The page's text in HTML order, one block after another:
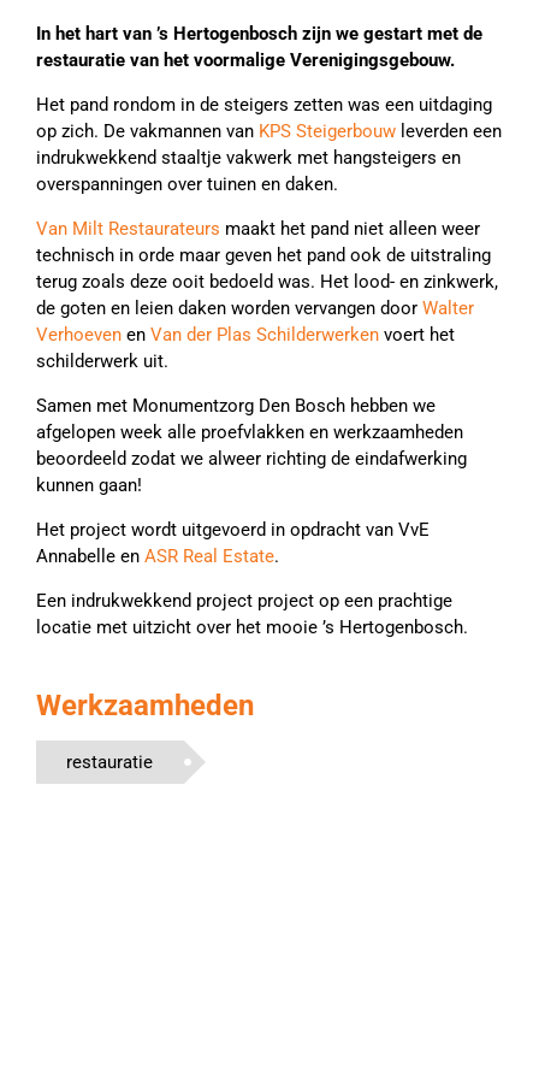
In het hart van ’s Hertogenbosch zijn we gestart met de
restauratie van het voormalige Verenigingsgebouw.
Het pand rondom in de steigers zetten was een uitdaging
op zich. De vakmannen van KPS Steigerbouw leverden een
indrukwekkend staaltje vakwerk met hangsteigers en
overspanningen over tuinen en daken.
Van Milt Restaurateurs maakt het pand niet alleen weer
technisch in orde maar geven het pand ook de uitstraling
terug zoals deze ooit bedoeld was. Het lood- en zinkwerk,
de goten en leien daken worden vervangen door Walter
Verhoeven en Van der Plas Schilderwerken voert het
schilderwerk uit.
Samen met Monumentzorg Den Bosch hebben we
afgelopen week alle proefvlakken en werkzaamheden
beoordeeld zodat we alweer richting de eindafwerking
kunnen gaan!
Het project wordt uitgevoerd in opdracht van VvE
Annabelle en ASR Real Estate.
Een indrukwekkend project project op een prachtige
locatie met uitzicht over het mooie ’s Hertogenbosch.
Werkzaamheden
restauratie